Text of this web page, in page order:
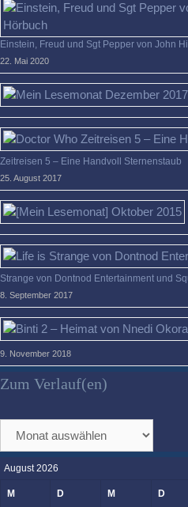
Einstein, Freud und Sgt Pepper von John
22. Mai 2020
Zeitreisen 5 – Eine Handvoll Sternenstaub
25. August 2017
Strange von Dontnod Entertainment und
8. September 2017
9. November 2018
Zum Verlauf(en)
Verlauf(en)
August 2026
M D M D